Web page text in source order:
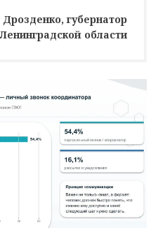
губернатор
Ленинградской области